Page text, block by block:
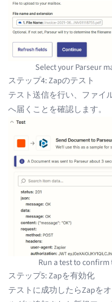
Select your Parseur
ステップ4: Zapのテスト
テスト送信を行い、ファイ
へ届くことを確認します。
Run a test to
ステップ5: Zapを有効化
テストに成功したらZapを